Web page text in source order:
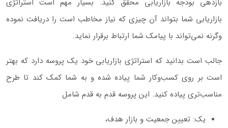
بازدهی بودجه بازاریابی محقق کنید. بسیار مهم است استراتژی
بازاریابی شما بتواند آن چیزی که نیاز مخاطب است را دریافت نموده
وگرنه نمی‌تواند با پیامک شما ارتباط برقرار نماید.
جالب است بدانید که استراتژی بازاریابی خود یک پروسه دارد که بهتر
است بر روی کسب‌و‌کار شما پیاده شده و به شما کمک کند تا طرح
مناسب‌تری پیاده کنید. این پروسه قدم به قدم شامل
یک: تعیین جمعیت و بازار هدف،